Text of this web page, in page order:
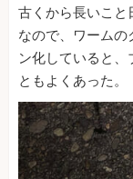
古くから長いこと
なので、ワームの
ン化していると
ともよくあった。